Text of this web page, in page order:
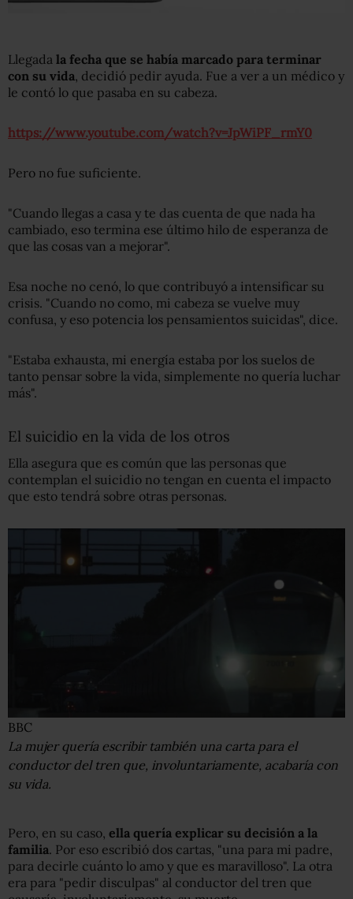
Llegada la fecha que se había marcado para terminar
con su vida , decidió pedir ayuda. Fue a ver a un médico y
le contó lo que pasaba en su cabeza.
https://www.youtube.com/watch?v=JpWiPF_rmY0
Pero no fue suficiente.
"Cuando llegas a casa y te das cuenta de que nada ha
cambiado, eso termina ese último hilo de esperanza de
que las cosas van a mejorar".
Esa noche no cenó, lo que contribuyó a intensificar su
crisis. "Cuando no como, mi cabeza se vuelve muy
confusa, y eso potencia los pensamientos suicidas", dice.
"Estaba exhausta, mi energía estaba por los suelos de
tanto pensar sobre la vida, simplemente no quería luchar
más".
El suicidio en la vida de los otros
Ella asegura que es común que las personas que
contemplan el suicidio no tengan en cuenta el impacto
que esto tendrá sobre otras personas.
BBC
La mujer quería escribir también una carta para el
conductor del tren que, involuntariamente, acabaría con
su vida.
Pero, en su caso, ella quería explicar su decisión a la
familia. Por eso escribió dos cartas, "una para mi padre,
para decirle cuánto lo amo y que es maravilloso". La otra
era para "pedir disculpas" al conductor del tren que